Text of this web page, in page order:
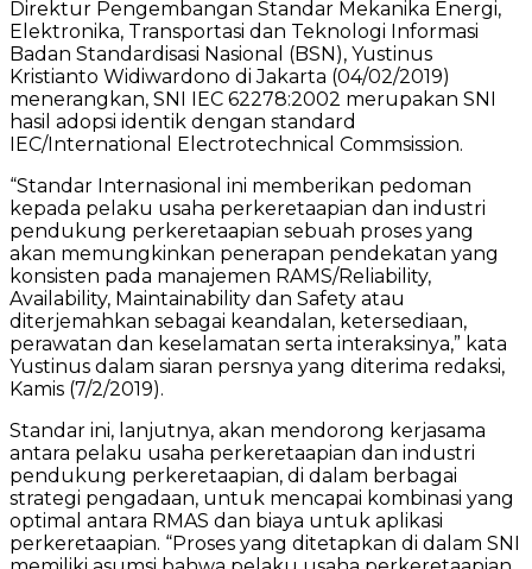
Direktur Pengembangan Standar Mekanika Energi,
Elektronika, Transportasi dan Teknologi Informasi
Badan Standardisasi Nasional (BSN), Yustinus
Kristianto Widiwardono di Jakarta (04/02/2019)
menerangkan, SNI IEC 62278:2002 merupakan SNI
hasil adopsi identik dengan standard
IEC/International Electrotechnical Commsission.
“Standar Internasional ini memberikan pedoman
kepada pelaku usaha perkeretaapian dan industri
pendukung perkeretaapian sebuah proses yang
akan memungkinkan penerapan pendekatan yang
konsisten pada manajemen RAMS/Reliability,
Availability, Maintainability dan Safety atau
diterjemahkan sebagai keandalan, ketersediaan,
perawatan dan keselamatan serta interaksinya,” kata
Yustinus dalam siaran persnya yang diterima redaksi,
Kamis (7/2/2019).
Standar ini, lanjutnya, akan mendorong kerjasama
antara pelaku usaha perkeretaapian dan industri
pendukung perkeretaapian, di dalam berbagai
strategi pengadaan, untuk mencapai kombinasi yang
optimal antara RMAS dan biaya untuk aplikasi
perkeretaapian. “Proses yang ditetapkan di dalam SNI